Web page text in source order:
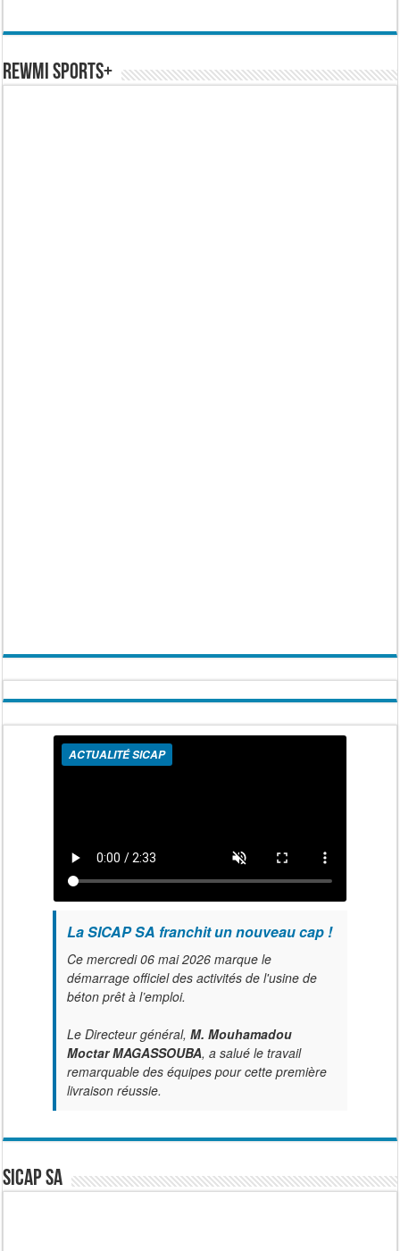
REWMI SPORTS+
ACTUALITÉ SICAP
La SICAP SA franchit un nouveau cap !
Ce mercredi 06 mai 2026 marque le
démarrage officiel des activités de l'usine de
béton prêt à l’emploi.
Le Directeur général, M. Mouhamadou
Moctar MAGASSOUBA, a salué le travail
remarquable des équipes pour cette première
livraison réussie.
SICAP SA